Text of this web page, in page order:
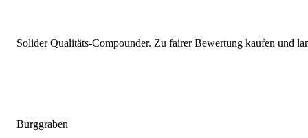
Solider Qualitäts-Compounder. Zu fairer Bewertung kaufen und
Burggraben